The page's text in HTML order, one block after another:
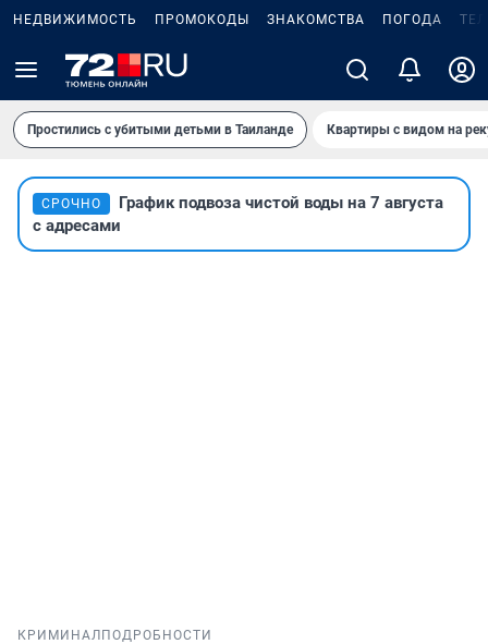
НЕДВИЖИМОСТЬ ПРОМОКОДЫ ЗНАКОМСТВА ПОГОДА
Простились с убитыми детьми в Таиланде Квартиры с видом на
СРОЧНО
График подвоза чистой воды на 7 августа
с адресами
КРИМИНАЛ ПОДРОБНОСТИ